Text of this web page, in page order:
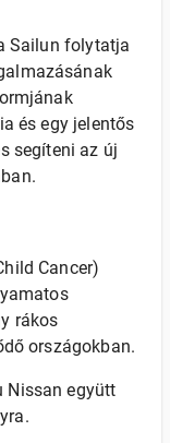
Sailun folytatja
és egy jelentős
segíteni az új
Cancer)
rákos
országokban.
Nissan együtt